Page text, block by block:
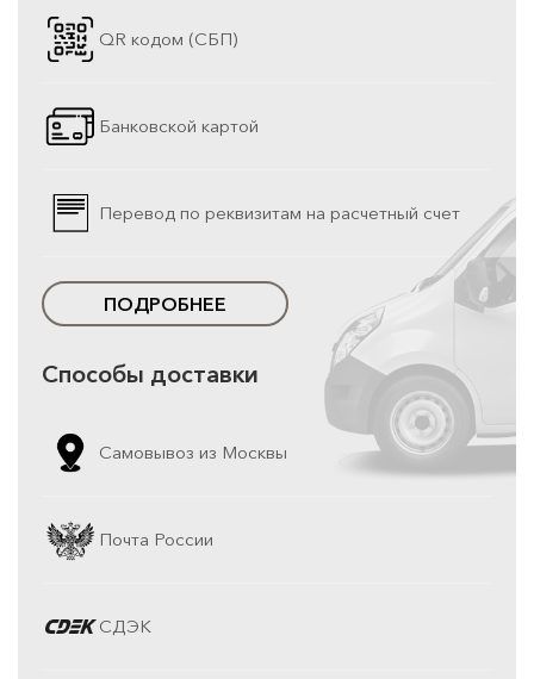
QR кодом (СБП)
Банковской картой
Перевод по реквизитам на расчетный счет
ПОДРОБНЕЕ
Способы доставки
Самовывоз из Москвы
Почта России
СДЭК